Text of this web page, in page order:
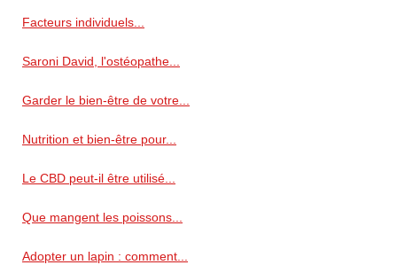
Facteurs individuels...
Saroni David, l'ostéopathe...
Garder le bien-être de votre...
Nutrition et bien-être pour...
Le CBD peut-il être utilisé...
Que mangent les poissons...
Adopter un lapin : comment...